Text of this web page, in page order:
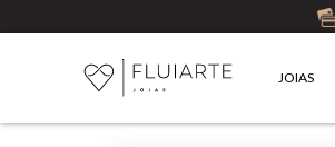
JOIAS